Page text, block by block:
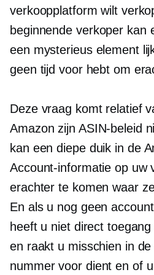
verkoopplatform wilt
beginnende verkoper kan
een mysterieus element
geen tijd voor hebt om
Deze vraag komt relatief
Amazon zijn ASIN-beleid
kan eendiepe duik in de
Account-informatie op uw
erachter te komen waar
En als u nog geen
heeft u niet direct
en raakt u misschien in
nummer voor dient en of